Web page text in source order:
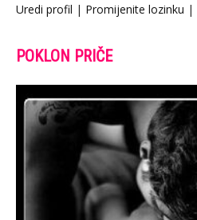
Uredi profil | Promijenite lozinku |
POKLON PRIČE